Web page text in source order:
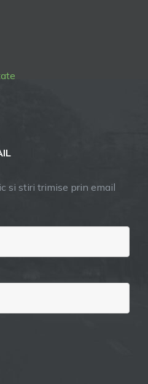
si stiri trimise prin email